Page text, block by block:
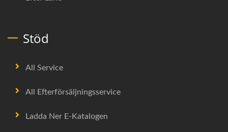
Stöd
All Service
All Efterförsäljningsservice
Ladda Ner E-Katalogen